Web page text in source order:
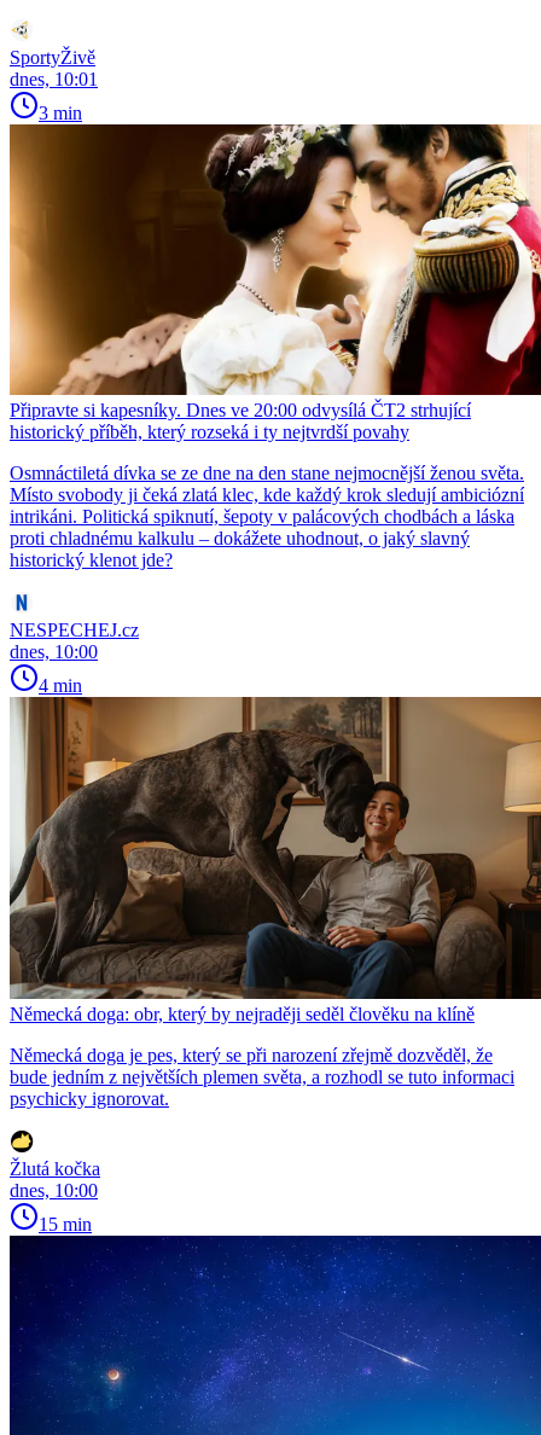
SportyŽivě
dnes, 10:01
3 min
Připravte si kapesníky. Dnes ve 20:00 odvysílá ČT2 strhující
historický příběh, který rozseká i ty nejtvrdší povahy
Osmnáctiletá dívka se ze dne na den stane nejmocnější ženou světa.
Místo svobody ji čeká zlatá klec, kde každý krok sledují ambiciózní
intrikáni. Politická spiknutí, šepoty v palácových chodbách a láska
proti chladnému kalkulu – dokážete uhodnout, o jaký slavný
historický klenot jde?
NESPECHEJ.cz
dnes, 10:00
4 min
Německá doga: obr, který by nejraději seděl člověku na klíně
Německá doga je pes, který se při narození zřejmě dozvěděl, že
bude jedním z největších plemen světa, a rozhodl se tuto informaci
psychicky ignorovat.
Žlutá kočka
dnes, 10:00
15 min